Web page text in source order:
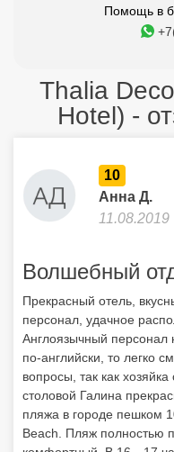
Помощь в
Thalia
Hotel) -
10
Анна Д.
11.08.2019
Волшебный
Прекрасный отель,
персонал, удачное
Англоязычный персонал
по-английски, то легко
вопросы, так как
столовой Галина
пляжа в городе пешком
Beach. Пляж полностью